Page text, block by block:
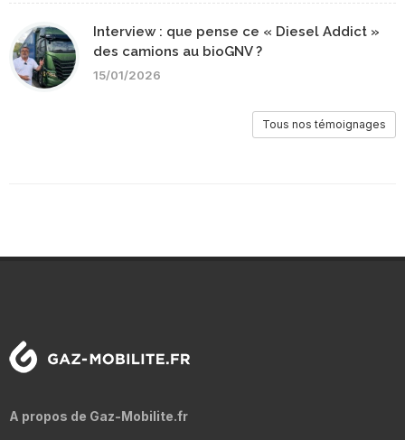
Interview : que pense ce « Diesel Addict »
des camions au bioGNV ?
15/01/2026
Tous nos témoignages
A propos de Gaz-Mobilite.fr